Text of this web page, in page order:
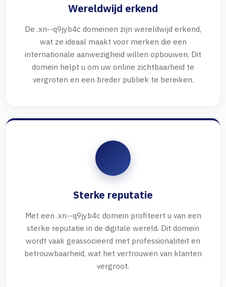
Wereldwijd erkend
De .xn--q9jyb4c domeinen zijn wereldwijd erkend,
wat ze ideaal maakt voor merken die een
internationale aanwezigheid willen opbouwen. Dit
domein helpt u om uw online zichtbaarheid te
vergroten en een breder publiek te bereiken.
Sterke reputatie
Met een .xn--q9jyb4c domein profiteert u van een
sterke reputatie in de digitale wereld. Dit domein
wordt vaak geassocieerd met professionaliteit en
betrouwbaarheid, wat het vertrouwen van klanten
vergroot.